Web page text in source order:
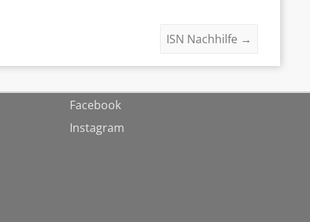
ISN Nachhilfe →
Facebook
Instagram